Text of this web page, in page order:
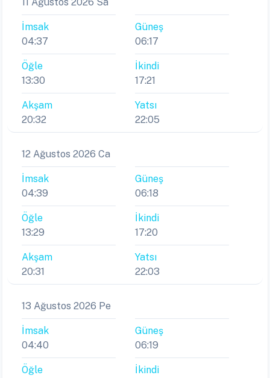
İmsak
04:37
Güneş
06:17
Öğle
13:30
İkindi
17:21
Akşam
20:32
Yatsı
22:05
12 Ağustos 2026 Ca
İmsak
04:39
Güneş
06:18
Öğle
13:29
İkindi
17:20
Akşam
20:31
Yatsı
22:03
13 Ağustos 2026 Pe
İmsak
04:40
Güneş
06:19
Öğle
İkindi